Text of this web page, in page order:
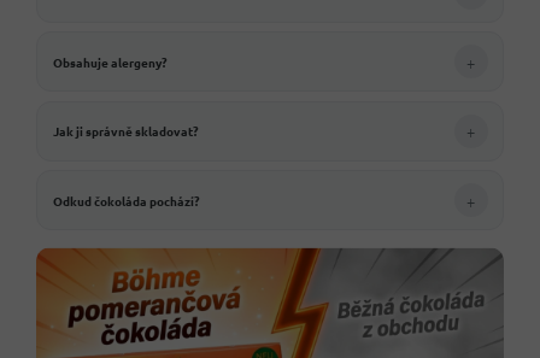
Obsahuje alergeny? +
Jak ji správně skladovat? +
Odkud čokoláda pochází? +